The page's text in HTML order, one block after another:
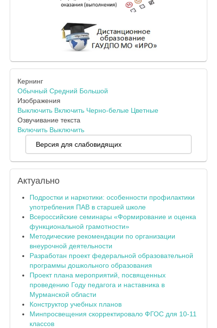
Кернинг
Обычный Средний Большой
Изображения
Выключить Включить Черно-белые Цветные
Озвучивание текста
Включить Выключить
Версия для слабовидящих
Актуально
Подростки и наркотики: особенности профилактики
употребления ПАВ в старшей школе
Всероссийские семинары «Формирование и оценка
функциональной грамотности»
Методические рекомендации по организации
внеурочной деятельности
Разработан проект федеральной образовательной
программы дошкольного образования
Проект плана мероприятий, посвященных
проведению Году педагога и наставника в
Мурманской области
Конструктор учебных планов
Минпросвещения скорректировало ФГОС для 10-11
классов